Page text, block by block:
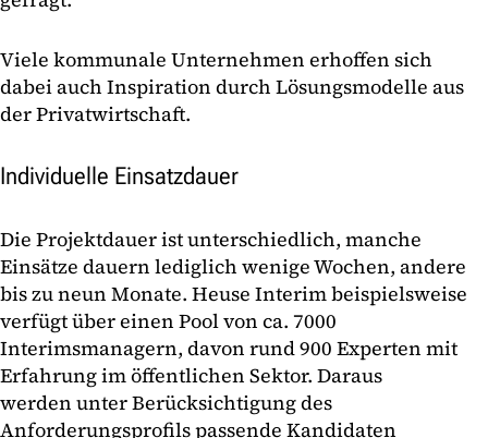
Viele kommunale Unternehmen erhoffen sich
dabei auch Inspiration durch Lösungsmodelle aus
der Privatwirtschaft.
Individuelle Einsatzdauer
Die Projektdauer ist unterschiedlich, manche
Einsätze dauern lediglich wenige Wochen, andere
bis zu neun Monate. Heuse Interim beispielsweise
verfügt über einen Pool von ca. 7000
Interimsmanagern, davon rund 900 Experten mit
Erfahrung im öffentlichen Sektor. Daraus
werden unter Berücksichtigung des
Anforderungsprofils passende Kandidaten